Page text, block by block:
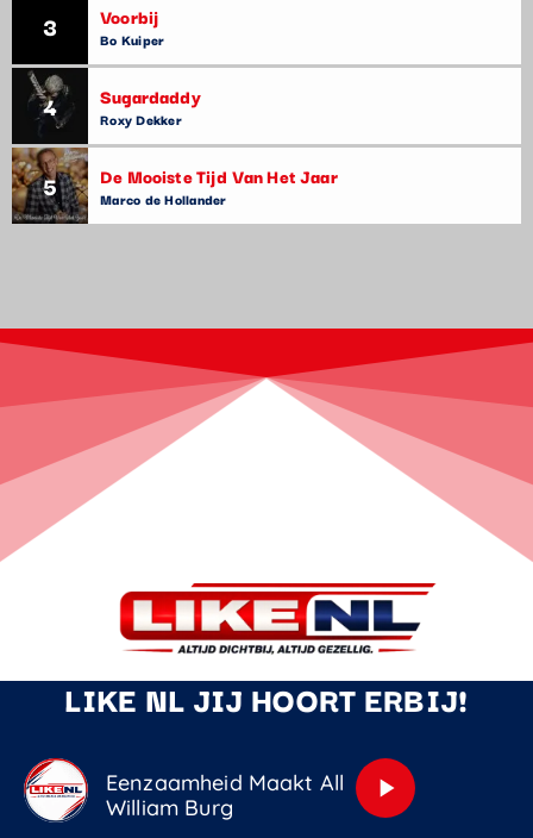
3 Voorbij
Bo Kuiper
4 Sugardaddy
Roxy Dekker
5 De Mooiste Tijd Van Het Jaar
Marco de Hollander
LIKE NL JIJ HOORT ERBIJ!
Eenzaamheid Maakt Alle Mensen Gelijk
William Burg
play_arrow